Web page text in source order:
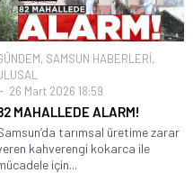
, SAMSUN HABERLERİ,
26 Mart 2026 18:59
MAHALLEDE ALARM!
tarımsal üretime zarar
kahverengi kokarca ile
için...